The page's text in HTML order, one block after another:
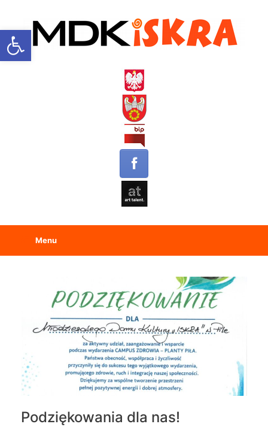
Open toolbar
Menu
Podziękowania dla nas!